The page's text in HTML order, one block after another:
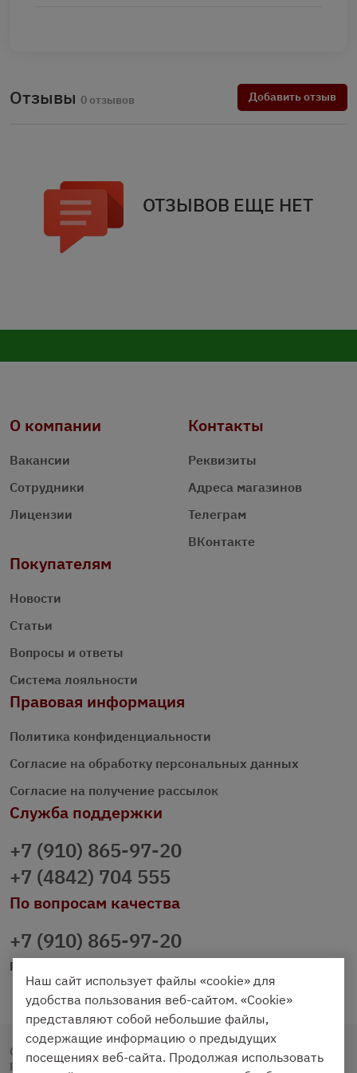
Отзывы 0 отзывов Добавить отзыв
ОТЗЫВОВ ЕЩЕ НЕТ
О компании
Вакансии
Сотрудники
Лицензии
Контакты
Реквизиты
Адреса магазинов
Телеграм
ВКонтакте
Покупателям
Новости
Статьи
Вопросы и ответы
Система лояльности
Правовая информация
Политика конфиденциальности
Согласие на обработку персональных данных
Согласие на получение рассылок
Служба поддержки
+7 (910) 865-97-20
+7 (4842) 704 555
По вопросам качества
+7 (910) 865-97-20
prazdnichniy40@palmi.ru
Copyright © 2020 - 2026. Праздничный Стол.
Разработка и продвижение - Vegas Studio
Наш сайт использует файлы «cookie» для
удобства пользования веб-сайтом. «Cookie»
представляют собой небольшие файлы,
содержащие информацию о предыдущих
посещениях веб-сайта. Продолжая использовать